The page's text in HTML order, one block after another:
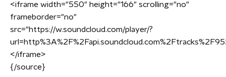
<iframe width="550" height="166" scrolling="no"
frameborder="no"
src="https://w.soundcloud.com/player/?
</iframe>
{/source}